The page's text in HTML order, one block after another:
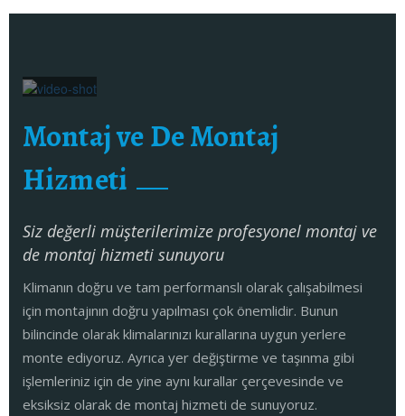
Montaj ve De Montaj
Hizmeti
Siz değerli müşterilerimize profesyonel montaj ve
de montaj hizmeti sunuyoru
Klimanın doğru ve tam performanslı olarak çalışabilmesi
için montajının doğru yapılması çok önemlidir. Bunun
bilincinde olarak klimalarınızı kurallarına uygun yerlere
monte ediyoruz. Ayrıca yer değiştirme ve taşınma gibi
işlemleriniz için de yine aynı kurallar çerçevesinde ve
eksiksiz olarak de montaj hizmeti de sunuyoruz.